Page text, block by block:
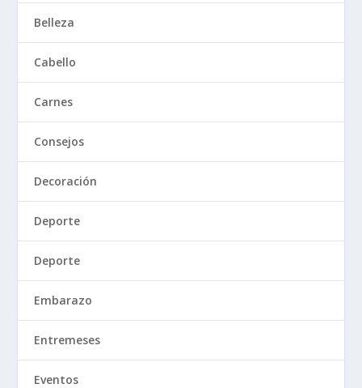
Belleza
Cabello
Carnes
Consejos
Decoración
Deporte
Deporte
Embarazo
Entremeses
Eventos